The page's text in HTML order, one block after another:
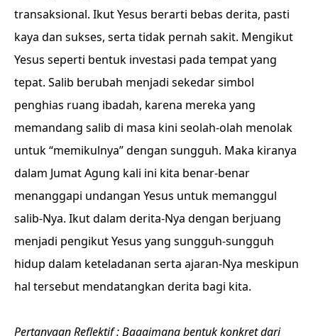
transaksional. Ikut Yesus berarti bebas derita, pasti
kaya dan sukses, serta tidak pernah sakit. Mengikut
Yesus seperti bentuk investasi pada tempat yang
tepat. Salib berubah menjadi sekedar simbol
penghias ruang ibadah, karena mereka yang
memandang salib di masa kini seolah-olah menolak
untuk “memikulnya” dengan sungguh. Maka kiranya
dalam Jumat Agung kali ini kita benar-benar
menanggapi undangan Yesus untuk memanggul
salib-Nya. Ikut dalam derita-Nya dengan berjuang
menjadi pengikut Yesus yang sungguh-sungguh
hidup dalam keteladanan serta ajaran-Nya meskipun
hal tersebut mendatangkan derita bagi kita.
Pertanyaan Reflektif : Bagaimana bentuk konkret dari